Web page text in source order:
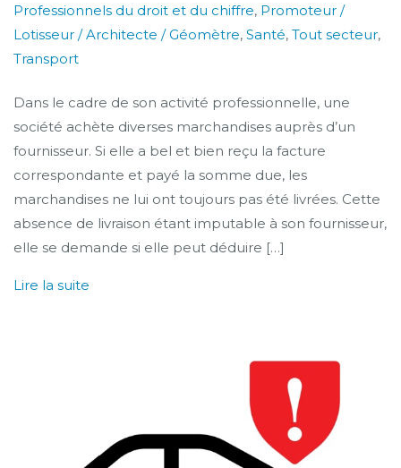
Professionnels du droit et du chiffre, Promoteur /
Lotisseur / Architecte / Géomètre, Santé, Tout secteur,
Transport
Dans le cadre de son activité professionnelle, une
société achète diverses marchandises auprès d’un
fournisseur. Si elle a bel et bien reçu la facture
correspondante et payé la somme due, les
marchandises ne lui ont toujours pas été livrées. Cette
absence de livraison étant imputable à son fournisseur,
elle se demande si elle peut déduire […]
Lire la suite